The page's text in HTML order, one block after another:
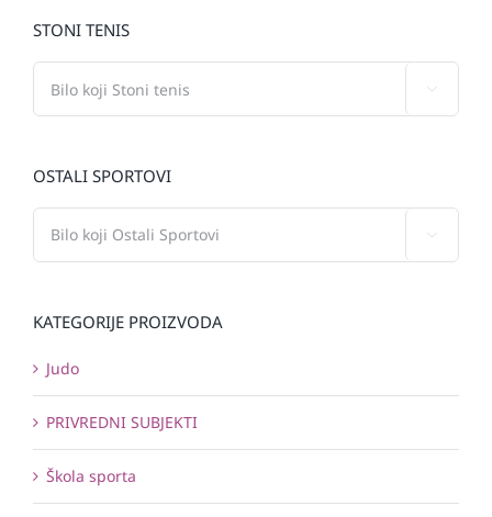
STONI TENIS
OSTALI SPORTOVI
KATEGORIJE PROIZVODA
Judo
PRIVREDNI SUBJEKTI
Škola sporta